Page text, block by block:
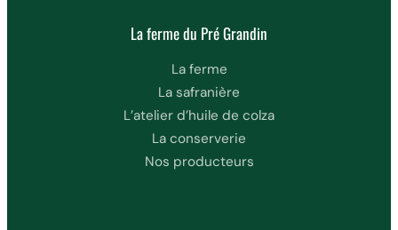
La ferme du Pré Grandin
La ferme
La safranière
L’atelier d’huile de colza
La conserverie
Nos producteurs